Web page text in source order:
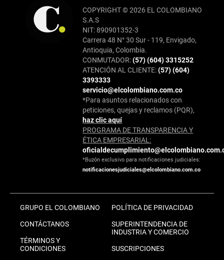
COPYRIGHT © 2026 EL COLOMBIANO
S.A.S
NIT: 890901352-3
Carrera 48 N° 30 Sur - 119, Envigado,
Antioquia, Colombia.
CONMUTADOR:(57) (604) 3315252
ATENCIÓN AL CLIENTE:(57) (604)
3393333
servicio@elcolombiano.com.co
*Para asuntos relacionados con
peticiones, quejas y reclamos (PQR),
haz clic aquí
PROGRAMA DE TRANSPARENCIA Y
ÉTICA EMPRESARIAL:
*Buzón exclusivo para notificaciones judiciales:
notificacionesjudiciales@elcolombiano.com.co
GRUPO EL COLOMBIANO
CONTÁCTANOS
TÉRMINOS Y
CONDICIONES
POLÍTICA DE PRIVACIDAD
SUPERINTENDENCIA DE
INDUSTRIA Y COMERCIO
SUSCRIPCIONES